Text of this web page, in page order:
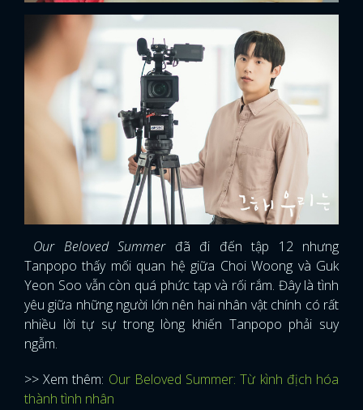
Our Beloved Summer đã đi đến tập 12 nhưng
Tanpopo thấy mối quan hệ giữa Choi Woong và Guk
Yeon Soo vẫn còn quá phức tạp và rối rắm. Đây là tình
yêu giữa những người lớn nên hai nhân vật chính có rất
nhiều lời tự sự trong lòng khiến Tanpopo phải suy
ngẫm.
>> Xem thêm: Our Beloved Summer: Từ kình địch hóa
thành tình nhân